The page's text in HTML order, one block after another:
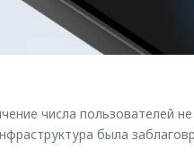
числа пользователей
была